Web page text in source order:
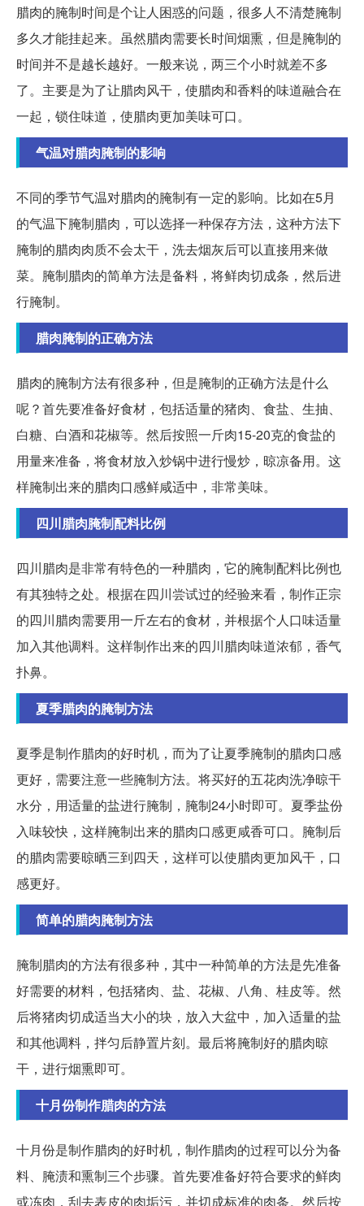
腊肉的腌制时间是个让人困惑的问题，很多人不清楚腌制
多久才能挂起来。虽然腊肉需要长时间烟熏，但是腌制的
时间并不是越长越好。一般来说，两三个小时就差不多
了。主要是为了让腊肉风干，使腊肉和香料的味道融合在
一起，锁住味道，使腊肉更加美味可口。
气温对腊肉腌制的影响
不同的季节气温对腊肉的腌制有一定的影响。比如在5月
的气温下腌制腊肉，可以选择一种保存方法，这种方法下
腌制的腊肉肉质不会太干，洗去烟灰后可以直接用来做
菜。腌制腊肉的简单方法是备料，将鲜肉切成条，然后进
行腌制。
腊肉腌制的正确方法
腊肉的腌制方法有很多种，但是腌制的正确方法是什么
呢？首先要准备好食材，包括适量的猪肉、食盐、生抽、
白糖、白酒和花椒等。然后按照一斤肉15-20克的食盐的
用量来准备，将食材放入炒锅中进行慢炒，晾凉备用。这
样腌制出来的腊肉口感鲜咸适中，非常美味。
四川腊肉腌制配料比例
四川腊肉是非常有特色的一种腊肉，它的腌制配料比例也
有其独特之处。根据在四川尝试过的经验来看，制作正宗
的四川腊肉需要用一斤左右的食材，并根据个人口味适量
加入其他调料。这样制作出来的四川腊肉味道浓郁，香气
扑鼻。
夏季腊肉的腌制方法
夏季是制作腊肉的好时机，而为了让夏季腌制的腊肉口感
更好，需要注意一些腌制方法。将买好的五花肉洗净晾干
水分，用适量的盐进行腌制，腌制24小时即可。夏季盐份
入味较快，这样腌制出来的腊肉口感更咸香可口。腌制后
的腊肉需要晾晒三到四天，这样可以使腊肉更加风干，口
感更好。
简单的腊肉腌制方法
腌制腊肉的方法有很多种，其中一种简单的方法是先准备
好需要的材料，包括猪肉、盐、花椒、八角、桂皮等。然
后将猪肉切成适当大小的块，放入大盆中，加入适量的盐
和其他调料，拌匀后静置片刻。最后将腌制好的腊肉晾
干，进行烟熏即可。
十月份制作腊肉的方法
十月份是制作腊肉的好时机，制作腊肉的过程可以分为备
料、腌渍和熏制三个步骤。首先要准备好符合要求的鲜肉
或冻肉，刮去表皮的肉垢污，并切成标准的肉条。然后按